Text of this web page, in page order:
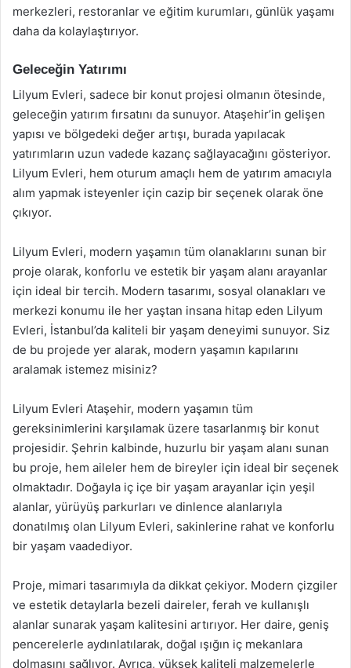
merkezleri, restoranlar ve eğitim kurumları, günlük yaşamı
daha da kolaylaştırıyor.
Geleceğin Yatırımı
Lilyum Evleri, sadece bir konut projesi olmanın ötesinde,
geleceğin yatırım fırsatını da sunuyor. Ataşehir’in gelişen
yapısı ve bölgedeki değer artışı, burada yapılacak
yatırımların uzun vadede kazanç sağlayacağını gösteriyor.
Lilyum Evleri, hem oturum amaçlı hem de yatırım amacıyla
alım yapmak isteyenler için cazip bir seçenek olarak öne
çıkıyor.
Lilyum Evleri, modern yaşamın tüm olanaklarını sunan bir
proje olarak, konforlu ve estetik bir yaşam alanı arayanlar
için ideal bir tercih. Modern tasarımı, sosyal olanakları ve
merkezi konumu ile her yaştan insana hitap eden Lilyum
Evleri, İstanbul’da kaliteli bir yaşam deneyimi sunuyor. Siz
de bu projede yer alarak, modern yaşamın kapılarını
aralamak istemez misiniz?
Lilyum Evleri Ataşehir, modern yaşamın tüm
gereksinimlerini karşılamak üzere tasarlanmış bir konut
projesidir. Şehrin kalbinde, huzurlu bir yaşam alanı sunan
bu proje, hem aileler hem de bireyler için ideal bir seçenek
olmaktadır. Doğayla iç içe bir yaşam arayanlar için yeşil
alanlar, yürüyüş parkurları ve dinlence alanlarıyla
donatılmış olan Lilyum Evleri, sakinlerine rahat ve konforlu
bir yaşam vaadediyor.
Proje, mimari tasarımıyla da dikkat çekiyor. Modern çizgiler
ve estetik detaylarla bezeli daireler, ferah ve kullanışlı
alanlar sunarak yaşam kalitesini artırıyor. Her daire, geniş
pencerelerle aydınlatılarak, doğal ışığın iç mekanlara
dolmasını sağlıyor. Ayrıca, yüksek kaliteli malzemelerle